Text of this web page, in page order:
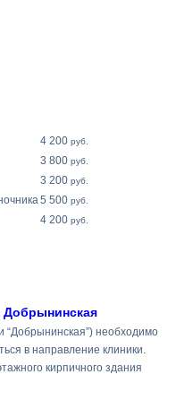
4 200 руб.
3 800 руб.
3 200 руб.
5 500 руб.
4 200 руб.
Добрынинская
“Добрынинская”) необходимо
в направление клиники.
кирпичного здания